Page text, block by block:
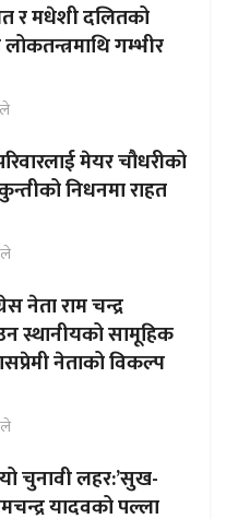
र मधेशी दलितको
गम्भीर
मेयर चौधरीको
निधनमा राहत
नेता राम चन्द्र
स्थानीयको सामूहिक
नेताको विकल्प
चुनावी लहर:’सुख-
यादवको पल्ला